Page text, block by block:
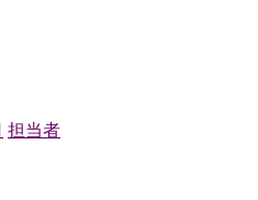
担当者